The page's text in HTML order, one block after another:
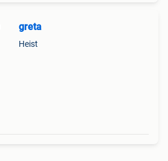
greta
Heist